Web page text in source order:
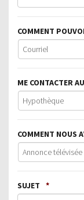
COMMENT
ME CONTACTER
COMMENT NOUS
SUJET *